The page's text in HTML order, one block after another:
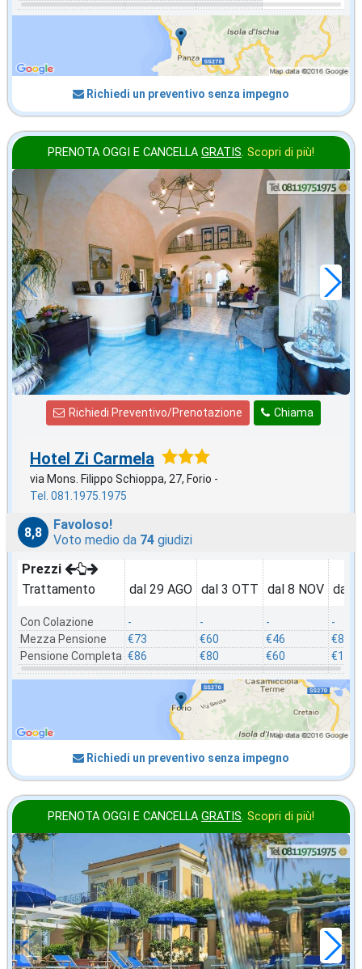
Richiedi un preventivo senza impegno
PRENOTA OGGI E CANCELLA GRATIS. Scopri di più!
ottobre
in offerta da
€60 ,00
a notte
Chiama
Richiedi Preventivo/Prenotazione
Hotel Zi Carmela
via Mons. Filippo Schioppa, 27, Forio -
Tel. 081.1975.1975
8,8
Favoloso!
Voto medio da 74 giudizi
Prezzi
Trattamento
Con Colazione
Mezza Pensione
Pensione Completa
dal 29 AGO
-
€73
€86
dal 3 OTT
-
€60
€80
dal 8 NOV
-
€46
€60
dal
-
€86
€106
Richiedi un preventivo senza impegno
PRENOTA OGGI E CANCELLA GRATIS. Scopri di più!
ottobre
in offerta da
€71,29
a notte